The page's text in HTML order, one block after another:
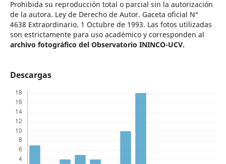
Prohibida su reproducción total o parcial sin la autorización
de la autora. Ley de Derecho de Autor. Gaceta oficial N°
4638 Extraordinario. 1 Octubre de 1993. Las fotos utilizadas
son estrictamente para uso académico y corresponden al
archivo fotográfico del Observatorio ININCO-UCV.
Descargas